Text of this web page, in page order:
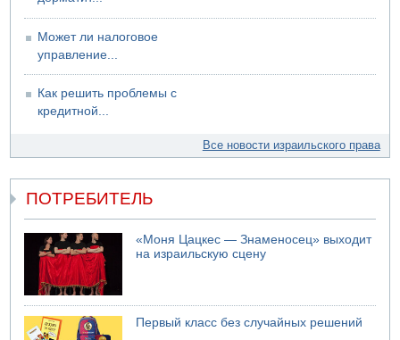
09.08.2026 08:30
Авиакомпания Air Canada вновь отсрочила
возвращение в Израиль
08.08.2026 14:43
Тело мужчины обнаружено сегодня на открытой
местности недалеко от Реховота
Может ли налоговое
управление...
Как решить проблемы с
кредитной...
Все новости израильского права
ПОТРЕБИТЕЛЬ
«Моня Цацкес — Знаменосец» выходит
на израильскую сцену
Первый класс без случайных решений